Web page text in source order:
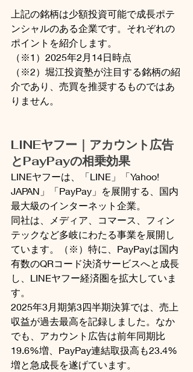
上記の銘柄は少額投資可能で成長ポテ
ンシャルのある企業です。それぞれの
ポイントを紹介します。
（※1）2025年2月14日時点
（※2）堀江投資塾が注目する銘柄の紹
介であり、売買を推奨するものではあ
りません。
LINEヤフー｜アカウント広告
とPayPayの相乗効果
LINEヤフーは、「LINE」「Yahoo!
JAPAN」「PayPay」を展開する、国内
最大級のインターネット企業。
同社は、メディア、コマース、フィン
テックなど多岐にわたる事業を展開し
ています。（※）特に、PayPayは国内
有数のQRコード決済サービスへと成長
し、LINEヤフー経済圏を拡大していま
す。
2025年3月期第3四半期決算では、売上
収益が過去最高を記録しました。なか
でも、アカウント広告は前年同期比
19.6%増、PayPay連結取扱高も23.4%
増と急成長を遂げています。